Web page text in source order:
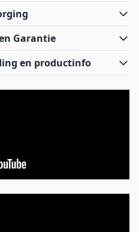
Garantie
en productinfo